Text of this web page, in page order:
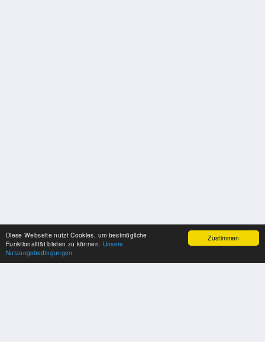
Zustimmen
Diese Webseite nutzt Cookies, um bestmögliche
Funktionalität bieten zu können. Unsere
Nutzungsbedingungen